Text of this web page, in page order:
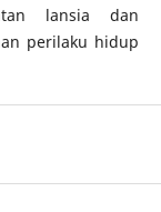
lansia dan
perilaku hidup